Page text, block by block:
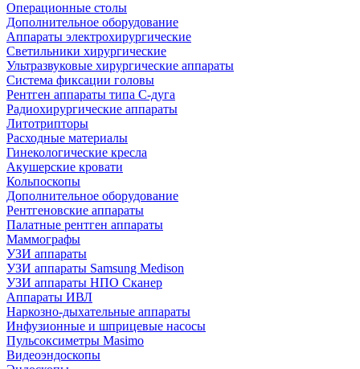
Операционные столы
Дополнительное оборудование
Аппараты электрохирургические
Светильники хирургические
Ультразвуковые хирургические аппараты
Система фиксации головы
Рентген аппараты типа С-дуга
Радиохирургические аппараты
Литотрипторы
Расходные материалы
Гинекологические кресла
Акушерские кровати
Кольпоскопы
Дополнительное оборудование
Рентгеновские аппараты
Палатные рентген аппараты
Маммографы
УЗИ аппараты
УЗИ аппараты Samsung Medison
УЗИ аппараты НПО Сканер
Аппараты ИВЛ
Наркозно-дыхательные аппараты
Инфузионные и шприцевые насосы
Пульсоксиметры Masimo
Видеоэндоскопы